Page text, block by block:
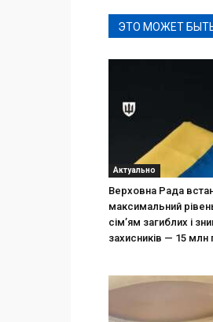
ЭТО МОЖЕТ
Актуально
Верховна Рада
максимальний
сім’ям загиблих і
захисників — 15 млн